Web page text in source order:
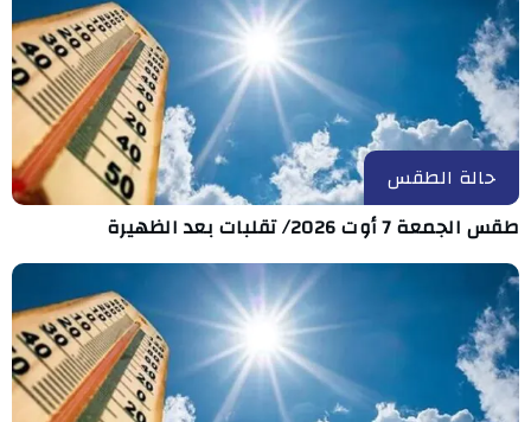
حالة الطقس
طقس الجمعة 7 أوت 2026/ تقلبات بعد الظهيرة